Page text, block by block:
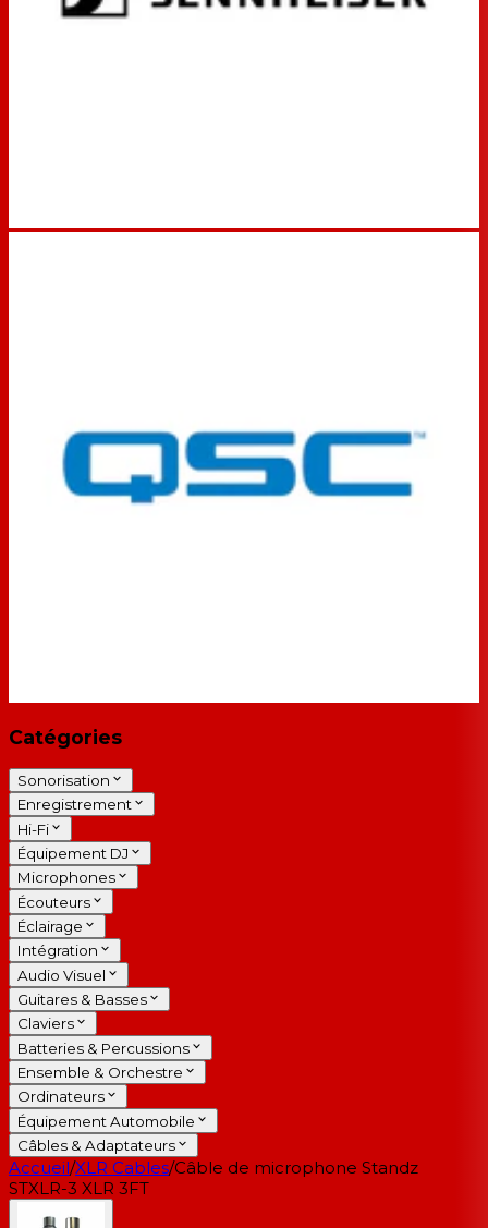
Catégories
Sonorisation
Enregistrement
Hi-Fi
Équipement DJ
Microphones
Écouteurs
Éclairage
Intégration
Audio Visuel
Guitares & Basses
Claviers
Batteries & Percussions
Ensemble & Orchestre
Ordinateurs
Équipement Automobile
Câbles & Adaptateurs
Accueil/XLR Cables/Câble de microphone Standz
STXLR-3 XLR 3FT